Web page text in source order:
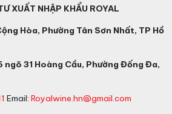
XUẤT NHẬP KHẨU ROYAL
Hòa, Phường Tân Sơn Nhất, TP Hồ
ngõ 31 Hoàng Cầu, Phường Đống Đa,
Email: Royalwine.hn@gmail.com